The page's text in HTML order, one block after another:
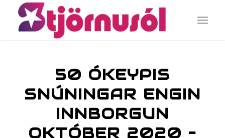
50 ÓKEYPIS
SNÚNINGAR ENGIN
INNBORGUN
OKTÓBER 2020 –